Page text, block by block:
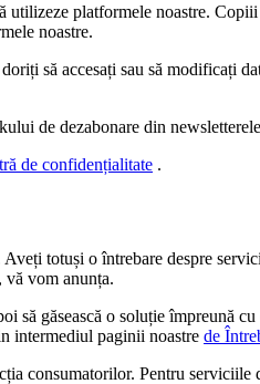
platformele noastre.
noastre.
să accesați sau să modificați
de dezabonare din
de confidențialitate .
totuși o întrebare despre
vă vom anunța.
găsească o soluție împreună
intermediul paginii noastre de
consumatorilor. Pentru